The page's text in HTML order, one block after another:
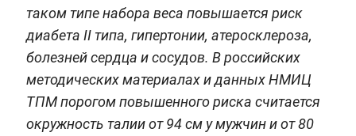
таком типе набора веса повышается риск
диабета II типа, гипертонии, атеросклероза,
болезней сердца и сосудов. В российских
методических материалах и данных НМИЦ
ТПМ порогом повышенного риска считается
окружность талии от 94 см у мужчин и от 80